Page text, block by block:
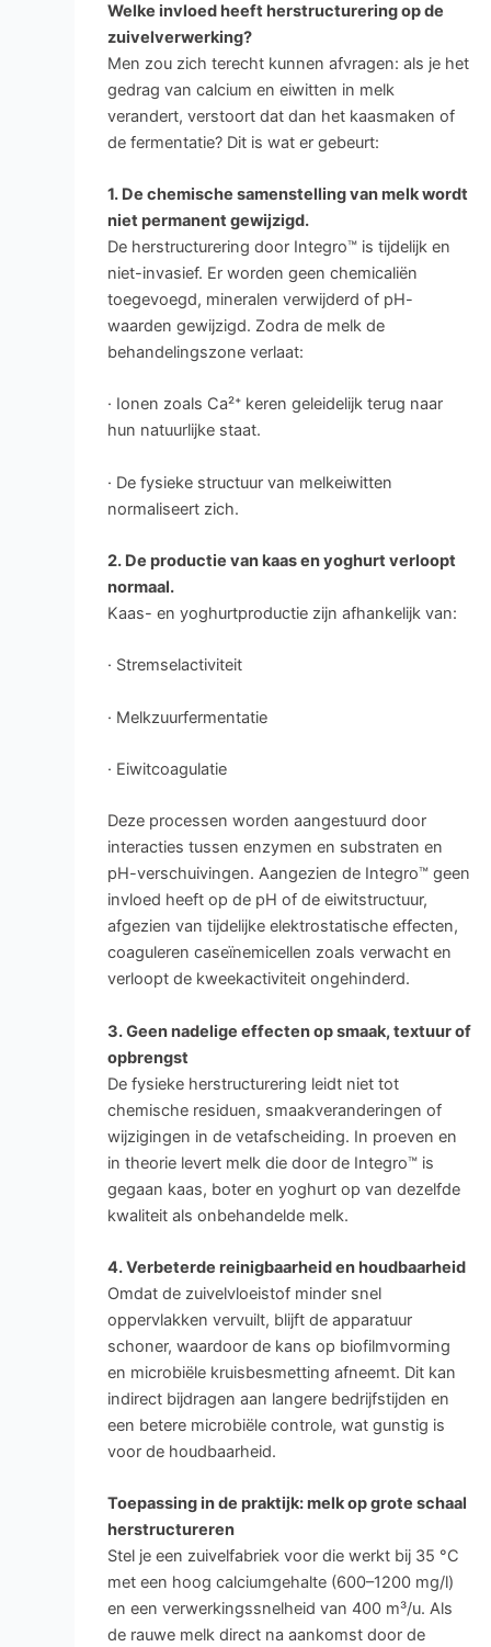
Welke invloed heeft herstructurering op de
zuivelverwerking?
Men zou zich terecht kunnen afvragen: als je het
gedrag van calcium en eiwitten in melk
verandert, verstoort dat dan het kaasmaken of
de fermentatie? Dit is wat er gebeurt:
1. De chemische samenstelling van melk wordt
niet permanent gewijzigd.
De herstructurering door Integro™ is tijdelijk en
niet-invasief. Er worden geen chemicaliën
toegevoegd, mineralen verwijderd of pH-
waarden gewijzigd. Zodra de melk de
behandelingszone verlaat:
· Ionen zoals Ca²⁺ keren geleidelijk terug naar
hun natuurlijke staat.
· De fysieke structuur van melkeiwitten
normaliseert zich.
2. De productie van kaas en yoghurt verloopt
normaal.
Kaas- en yoghurtproductie zijn afhankelijk van:
· Stremselactiviteit
· Melkzuurfermentatie
· Eiwitcoagulatie
Deze processen worden aangestuurd door
interacties tussen enzymen en substraten en
pH-verschuivingen. Aangezien de Integro™ geen
invloed heeft op de pH of de eiwitstructuur,
afgezien van tijdelijke elektrostatische effecten,
coaguleren caseïnemicellen zoals verwacht en
verloopt de kweekactiviteit ongehinderd.
3. Geen nadelige effecten op smaak, textuur of
opbrengst
De fysieke herstructurering leidt niet tot
chemische residuen, smaakveranderingen of
wijzigingen in de vetafscheiding. In proeven en
in theorie levert melk die door de Integro™ is
gegaan kaas, boter en yoghurt op van dezelfde
kwaliteit als onbehandelde melk.
4. Verbeterde reinigbaarheid en houdbaarheid
Omdat de zuivelvloeistof minder snel
oppervlakken vervuilt, blijft de apparatuur
schoner, waardoor de kans op biofilmvorming
en microbiële kruisbesmetting afneemt. Dit kan
indirect bijdragen aan langere bedrijfstijden en
een betere microbiële controle, wat gunstig is
voor de houdbaarheid.
Toepassing in de praktijk: melk op grote schaal
herstructureren
Stel je een zuivelfabriek voor die werkt bij 35 °C
met een hoog calciumgehalte (600–1200 mg/l)
en een verwerkingssnelheid van 400 m³/u. Als
de rauwe melk direct na aankomst door de